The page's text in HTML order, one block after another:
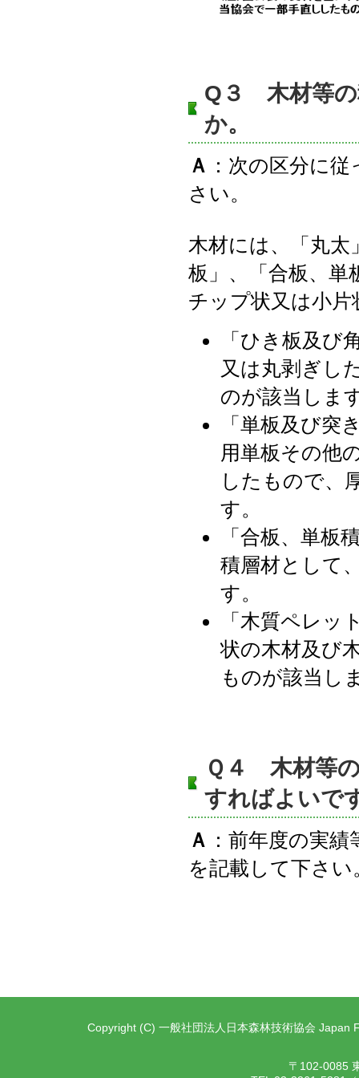
Q３ 木材等の
か。
Ａ ：次の区分に
さい。
木材には、「丸太
板」、「合板、単
チップ状又は小
「ひき板及び
又は丸剥ぎし
のが該当しま
「単板及び突
用単板その他
したもので、
す。
「合板、単板
積層材として
す。
「木質ペレッ
状の木材及び
ものが該当し
Ｑ４ 木材等
すればよいで
Ａ ：前年度の実
を記載して下さい
Copyright (C) 一般社団法人日本森林技術協会
〒102-0085